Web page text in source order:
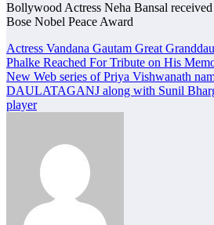
Bollywood Actress Neha Bansal
Bose Nobel Peace Award
Post
navigation
Actress Vandana Gautam Great
Phalke Reached For Tribute on His
New Web series of Priya Vishwanath
DAULATAGANJ along with Sunil
player